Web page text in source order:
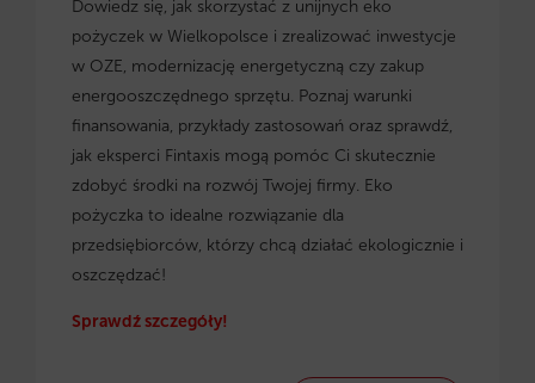
Dowiedz się, jak skorzystać z unijnych eko
pożyczek w Wielkopolsce i zrealizować inwestycje
w OZE, modernizację energetyczną czy zakup
energooszczędnego sprzętu. Poznaj warunki
finansowania, przykłady zastosowań oraz sprawdź,
jak eksperci Fintaxis mogą pomóc Ci skutecznie
zdobyć środki na rozwój Twojej firmy. Eko
pożyczka to idealne rozwiązanie dla
przedsiębiorców, którzy chcą działać ekologicznie i
oszczędzać!
Sprawdź szczegóły!